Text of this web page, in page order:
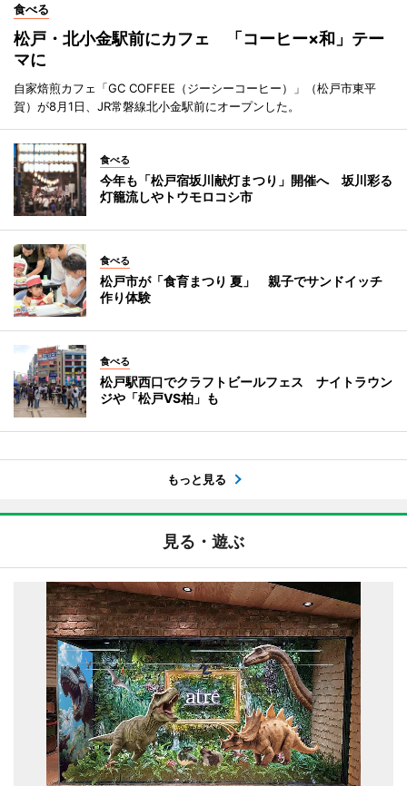
食べる
松戸・北小金駅前にカフェ 「コーヒー×和」テー
マに
自家焙煎カフェ「GC COFFEE（ジーシーコーヒー）」（松戸市東平
賀）が8月1日、JR常磐線北小金駅前にオープンした。
食べる
今年も「松戸宿坂川献灯まつり」開催へ 坂川彩る
灯籠流しやトウモロコシ市
食べる
松戸市が「食育まつり 夏」 親子でサンドイッチ
作り体験
食べる
松戸駅西口でクラフトビールフェス ナイトラウン
ジや「松戸VS柏」も
もっと見る
見る・遊ぶ